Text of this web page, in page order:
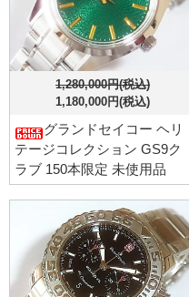
1,280,000円(税込)
1,180,000円(税込)
グランドセイコー ヘリ
テージコレクション GS9ク
ラブ 150本限定 未使用品